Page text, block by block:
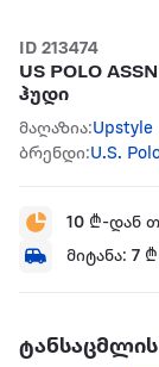
ID 213474
US POLO
ჰუდი
მაღაზია:Upstyle
ბრენდი:U.S.
10 ₾-დან
მიტანა: 7